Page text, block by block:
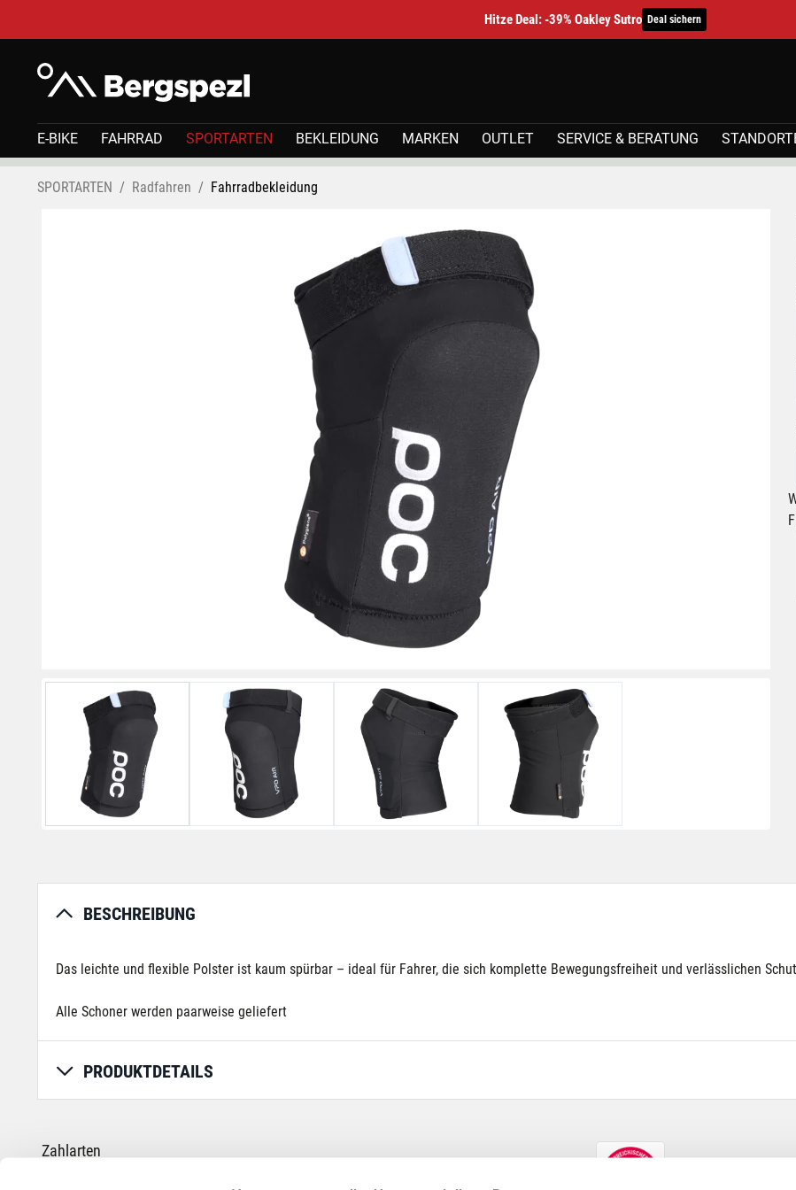
Hitze Deal: -39% Oakley Sutro Deal sichern
E-BIKE FAHRRAD SPORTARTEN BEKLEIDUNG MARKEN OUTLET SERVICE & BERATUNG
SPORTARTEN Radfahren Fahrradbekleidung
BESCHREIBUNG
Das leichte und flexible Polster ist kaum spürbar – ideal für Fahrer, die sich komplette Bewegungsfreiheit und verlässlichen
Alle Schoner werden paarweise geliefert
PRODUKTDETAILS
Zahlarten